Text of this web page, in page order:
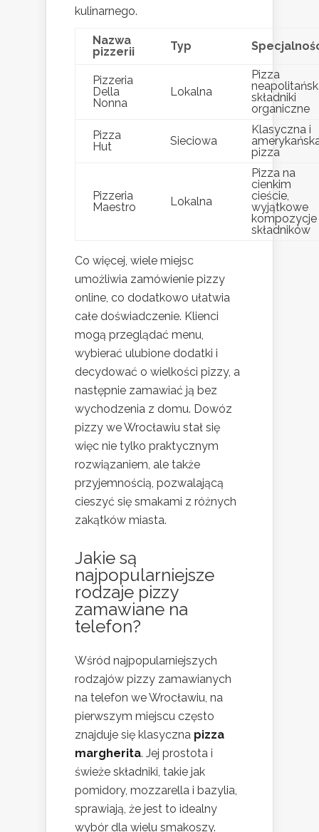
kulinarnego.
Nazwa
pizzerii
Typ
Pizzeria
Della
Nonna
Lokalna
Pizza
składniki
organiczne
Pizza
Hut
Sieciowa
Klasyczna i
pizza
Pizzeria
Maestro
Lokalna
Pizza na
cienkim
cieście,
wyjątkowe
kompozycje
składników
Co więcej, wiele miejsc
umożliwia zamówienie pizzy
online, co dodatkowo ułatwia
całe doświadczenie. Klienci
mogą przeglądać menu,
wybierać ulubione dodatki i
decydować o wielkości pizzy, a
następnie zamawiać ją bez
wychodzenia z domu. Dowóz
pizzy we Wrocławiu stał się
więc nie tylko praktycznym
rozwiązaniem, ale także
przyjemnością, pozwalającą
cieszyć się smakami z różnych
zakątków miasta.
Jakie są
najpopularniejsze
rodzaje pizzy
zamawiane na
telefon?
Wśród najpopularniejszych
rodzajów pizzy zamawianych
na telefon we Wrocławiu, na
pierwszym miejscu często
znajduje się klasyczna pizza
margherita. Jej prostota i
świeże składniki, takie jak
pomidory, mozzarella i bazylia,
sprawiają, że jest to idealny
wybór dla wielu smakoszy.